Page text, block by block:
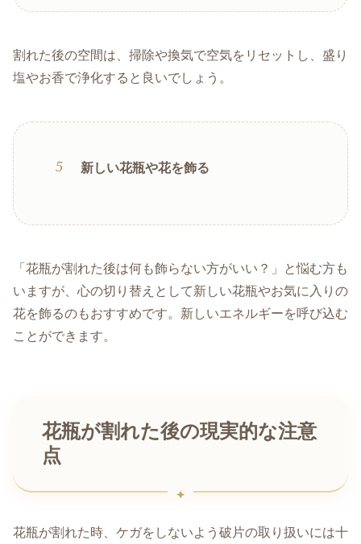
割れた後の空間は、掃除や換気で空気をリセットし、盛り
塩やお香で浄化すると良いでしょう。
新しい花瓶や花を飾る
「花瓶が割れた後は何も飾らない方がいい？」と悩む方も
いますが、心の切り替えとして新しい花瓶やお気に入りの
花を飾るのもおすすめです。新しいエネルギーを呼び込む
ことができます。
花瓶が割れた後の現実的な注意
点
花瓶が割れた時、ケガをしないよう破片の取り扱いには十